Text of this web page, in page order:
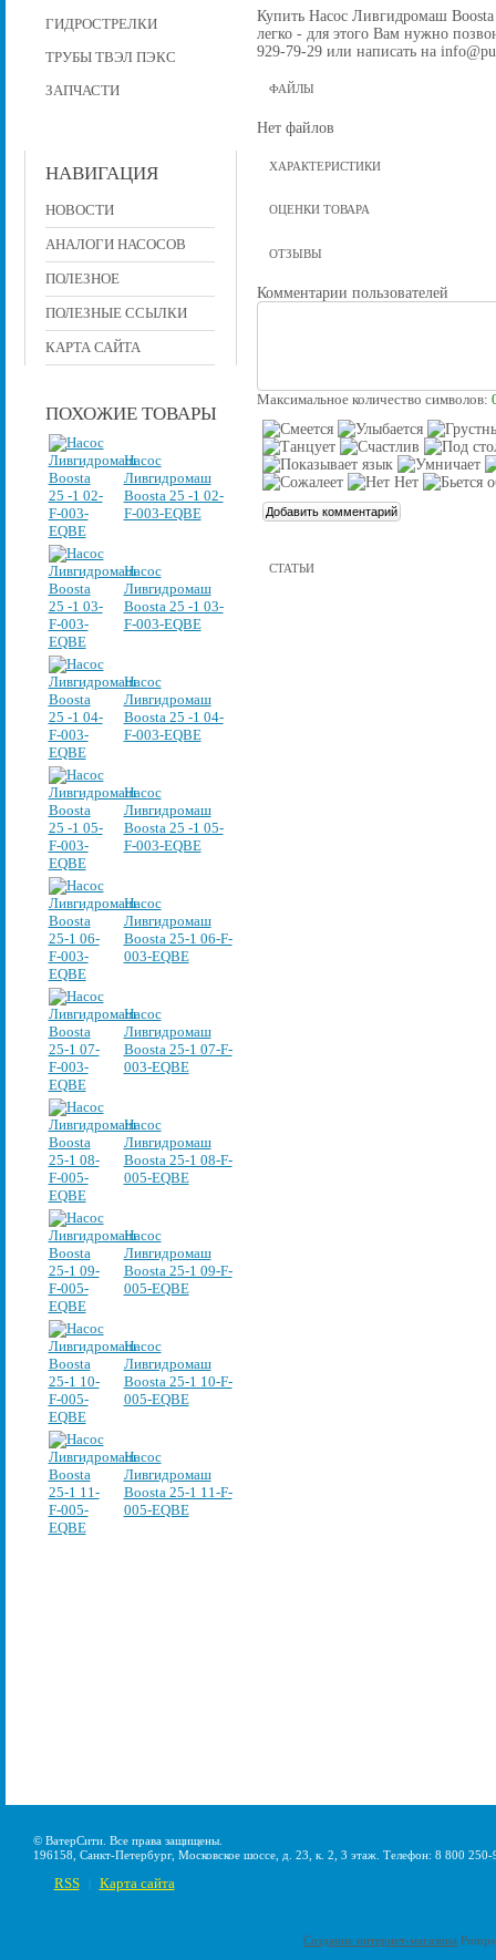
ГИДРОСТРЕЛКИ
ТРУБЫ ТВЭЛ ПЭКС
ЗАПЧАСТИ
НАВИГАЦИЯ
НОВОСТИ
АНАЛОГИ НАСОСОВ
ПОЛЕЗНОЕ
ПОЛЕЗНЫЕ ССЫЛКИ
КАРТА САЙТА
ПОХОЖИЕ ТОВАРЫ
Насос
Ливгидромаш
Boosta 25 -1 02-
F-003-EQBE
Насос
Ливгидромаш
Boosta 25 -1 03-
F-003-EQBE
Насос
Ливгидромаш
Boosta 25 -1 04-
F-003-EQBE
Насос
Ливгидромаш
Boosta 25 -1 05-
F-003-EQBE
Насос
Ливгидромаш
Boosta 25-1 06-F-
003-EQBE
Насос
Ливгидромаш
Boosta 25-1 07-F-
003-EQBE
Насос
Ливгидромаш
Boosta 25-1 08-F-
005-EQBE
Насос
Ливгидромаш
Boosta 25-1 09-F-
005-EQBE
Насос
Ливгидромаш
Boosta 25-1 10-F-
005-EQBE
Насос
Ливгидромаш
Boosta 25-1 11-F-
005-EQBE
Купить Насос Ливгидромаш
легко - для этого Вам нужно
929-79-29 или написать на
ФАЙЛЫ
Нет файлов
ХАРАКТЕРИСТИКИ
ОЦЕНКИ ТОВАРА
ОТЗЫВЫ
Комментарии пользователей
Максимальное количество символов:
СТАТЬИ
© ВатерСити. Все права защищены.
196158, Санкт-Петербург, Московское шоссе, д. 23, к. 2, 3 этаж. Телефон: 8 800
RSS Карта сайта
Создание интернет-магазина